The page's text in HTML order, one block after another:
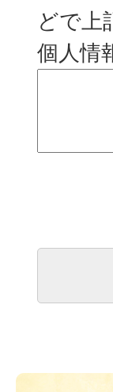
どで上
個人情